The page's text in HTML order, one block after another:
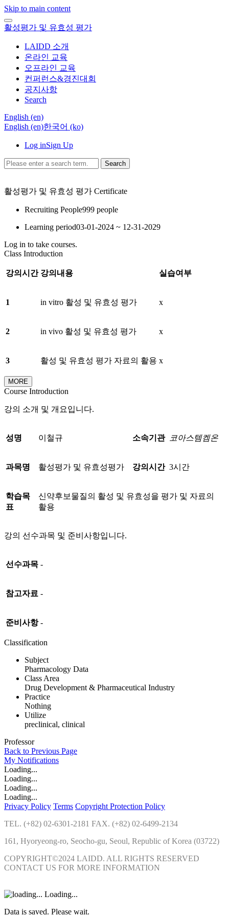
Skip to main content
활성평가 및 유효성 평가
LAIDD 소개
온라인 교육
오프라인 교육
컨퍼런스&경진대회
공지사항
Search
English ‎(en)‎
English ‎(en)‎한국어 ‎(ko)‎
Log inSign Up
Search
활성평가 및 유효성 평가 Certificate
Recruiting People999 people
Learning period03-01-2024 ~ 12-31-2029
Log in to take courses.
Class Introduction
강의시간 강의내용 실습여부
1 in vitro 활성 및 유효성 평가 x
2 in vivo 활성 및 유효성 평가 x
3 활성 및 유효성 평가 자료의 활용 x
MORE
Course Introduction
강의 소개 및 개요입니다.
성명 이철규 소속기관 코아스템켐온
과목명 활성평가 및 유효성평가 강의시간 3시간
학습목
표
신약후보물질의 활성 및 유효성을 평가 및 자료의
활용
강의 선수과목 및 준비사항입니다.
선수과목 -
참고자료 -
준비사항 -
Classification
Subject
Pharmacology Data
Class Area
Drug Development & Pharmaceutical Industry
Practice
Nothing
Utilize
preclinical, clinical
Professor
Back to Previous Page
My Notifications
Loading...
Loading...
Loading...
Loading...
Privacy Policy Terms Copyright Protection Policy
TEL. (+82) 02-6301-2181 FAX. (+82) 02-6499-2134
161, Hyoryeong-ro, Seocho-gu, Seoul, Republic of Korea (03722)
COPYRIGHT©2024 LAIDD. ALL RIGHTS RESERVED
CONTACT US FOR MORE INFORMATION
Loading...
Data is saved. Please wait.